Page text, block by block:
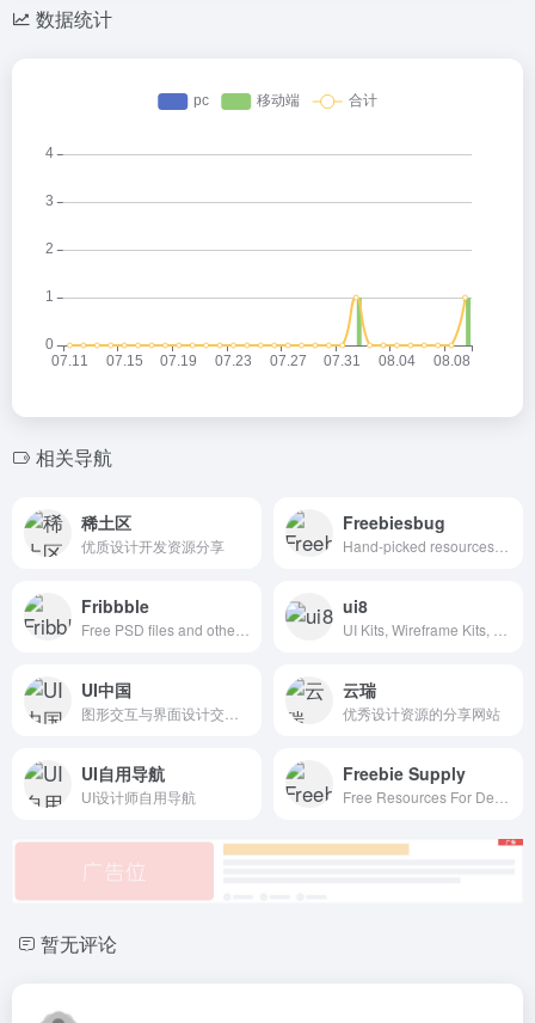
数据统计
相关导航
稀土区
优质设计开发资源分享
Freebiesbug
Fribbble ui8
UI中国 云瑞
优秀设计资源的分享网站
UI自用导航
UI设计师自用导航
Freebie Supply
暂无评论